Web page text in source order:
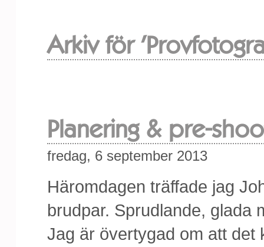
Arkiv för
Planering & pre-
fredag, 6 september 2013
Häromdagen träffade jag
brudpar. Sprudlande, glada
Jag är övertygad om att det